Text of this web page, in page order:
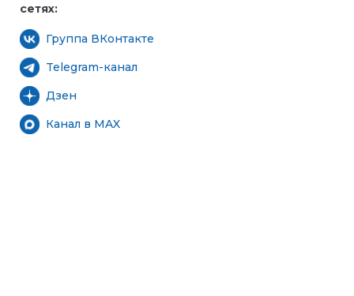
сетях:
Группа ВКонтакте
Telegram-канал
Дзен
Канал в MAX